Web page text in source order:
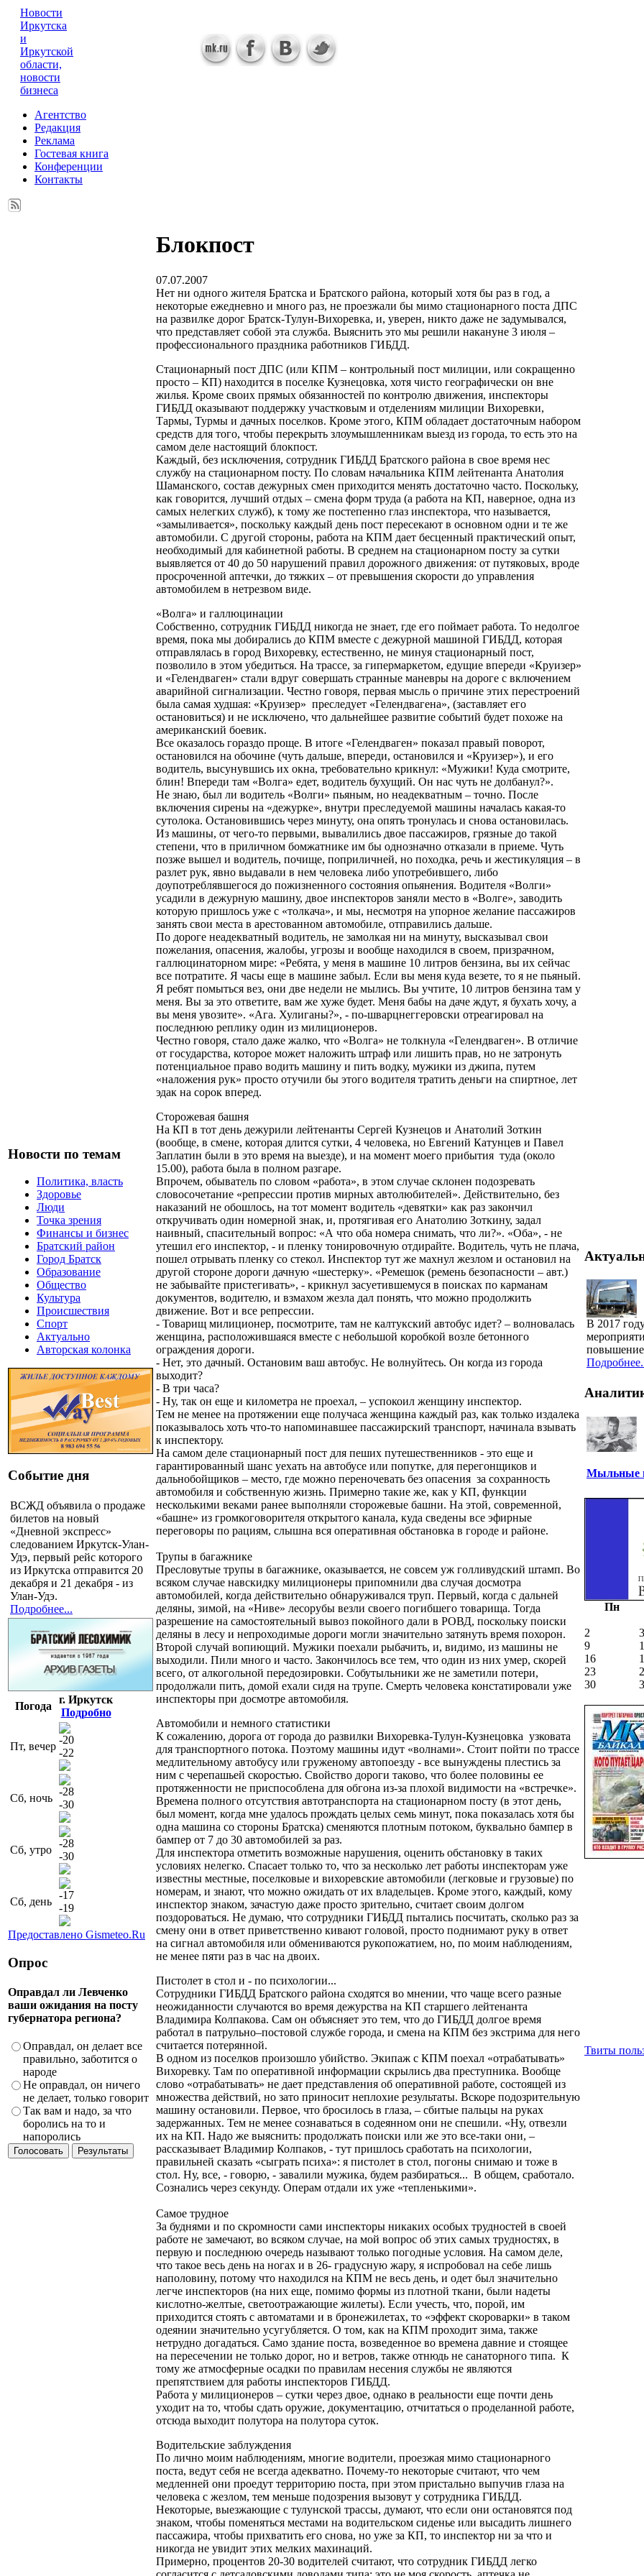
Новости
Иркутска
и
Иркутской
области,
новости
бизнеса
Агентство
Редакция
Реклама
Гостевая книга
Конференции
Контакты
Новости по темам
Политика, власть
Здоровье
Люди
Точка зрения
Финансы и бизнес
Братский район
Город Братск
Образование
Общество
Культура
Происшествия
Спорт
Актуально
Авторская колонка
Событие дня
ВСЖД объявила о продаже
билетов на новый
«Дневной экспресс»
следованием Иркутск-Улан-
Удэ, первый рейс которого
из Иркутска отправится 20
декабря и 21 декабря - из
Улан-Удэ.
Подробнее...
Погода
г. Иркутск
Подробно
Пт, вечер
-20
-22
Сб, ночь
-28
-30
Сб, утро
-28
-30
Сб, день
-17
-19
Предоставлено Gismeteo.Ru
Опрос
Оправдал ли Левченко
ваши ожидания на посту
губернатора региона?
Оправдал, он делает все
правильно, заботится о
народе
Не оправдал, он ничего
не делает, только говорит
Так вам и надо, за что
боролись на то и
напоролись
Блокпост
07.07.2007
Нет ни одного жителя Братска и Братского района, который хотя бы раз в год, а
некоторые ежедневно и много раз, не проезжали бы мимо стационарного поста ДПС
на развилке дорог Братск-Тулун-Вихоревка, и, уверен, никто даже не задумывался,
что представляет собой эта служба. Выяснить это мы решили накануне 3 июля –
профессионального праздника работников ГИБДД.
Стационарный пост ДПС (или КПМ – контрольный пост милиции, или сокращенно
просто – КП) находится в поселке Кузнецовка, хотя чисто географически он вне
жилья. Кроме своих прямых обязанностей по контролю движения, инспекторы
ГИБДД оказывают поддержку участковым и отделениям милиции Вихоревки,
Тармы, Турмы и дачных поселков. Кроме этого, КПМ обладает достаточным набором
средств для того, чтобы перекрыть злоумышленникам выезд из города, то есть это на
самом деле настоящий блокпост.
Каждый, без исключения, сотрудник ГИБДД Братского района в свое время нес
службу на стационарном посту. По словам начальника КПМ лейтенанта Анатолия
Шаманского, состав дежурных смен приходится менять достаточно часто. Поскольку,
как говорится, лучший отдых – смена форм труда (а работа на КП, наверное, одна из
самых нелегких служб), к тому же постепенно глаз инспектора, что называется,
«замыливается», поскольку каждый день пост пересекают в основном одни и те же
автомобили. С другой стороны, работа на КПМ дает бесценный практический опыт,
необходимый для кабинетной работы. В среднем на стационарном посту за сутки
выявляется от 40 до 50 нарушений правил дорожного движения: от путяковых, вроде
просроченной аптечки, до тяжких – от превышения скорости до управления
автомобилем в нетрезвом виде.
«Волга» и галлюцинации
Собственно, сотрудник ГИБДД никогда не знает, где его поймает работа. То недолгое
время, пока мы добирались до КПМ вместе с дежурной машиной ГИБДД, которая
отправлялась в город Вихоревку, естественно, не минуя стационарный пост,
позволило в этом убедиться. На трассе, за гипермаркетом, едущие впереди «Круизер»
и «Гелендваген» стали вдруг совершать странные маневры на дороге с включением
аварийной сигнализации. Честно говоря, первая мысль о причине этих перестроений
была самая худшая: «Круизер» преследует «Гелендвагена», (заставляет его
остановиться) и не исключено, что дальнейшее развитие событий будет похоже на
американский боевик.
Все оказалось гораздо проще. В итоге «Гелендваген» показал правый поворот,
остановился на обочине (чуть дальше, впереди, остановился и «Круизер»), и его
водитель, высунувшись их окна, требовательно крикнул: «Мужики! Куда смотрите,
блин! Впереди там «Волга» едет, водитель бухущий. Он нас чуть не долбанул?».
Не знаю, был ли водитель «Волги» пьяным, но неадекватным – точно. После
включения сирены на «дежурке», внутри преследуемой машины началась какая-то
сутолока. Остановившись через минуту, она опять тронулась и снова остановилась.
Из машины, от чего-то первыми, вывалились двое пассажиров, грязные до такой
степени, что в приличном бомжатнике им бы однозначно отказали в приеме. Чуть
позже вышел и водитель, почище, поприличней, но походка, речь и жестикуляция – в
разлет рук, явно выдавали в нем человека либо употребившего, либо
доупотреблявшегося до пожизненного состояния опьянения. Водителя «Волги»
усадили в дежурную машину, двое инспекторов заняли место в «Волге», заводить
которую пришлось уже с «толкача», и мы, несмотря на упорное желание пассажиров
занять свои места в арестованном автомобиле, отправились дальше.
По дороге неадекватный водитель, не замолкая ни на минуту, высказывал свои
пожелания, опасения, жалобы, угрозы и вообще находился в своем, призрачном,
галлюцинаторном мире: «Ребята, у меня в машине 10 литров бензина, вы их сейчас
все потратите. Я часы еще в машине забыл. Если вы меня куда везете, то я не пьяный.
Я ребят помыться вез, они две недели не мылись. Вы учтите, 10 литров бензина там у
меня. Вы за это ответите, вам же хуже будет. Меня бабы на даче ждут, я бухать хочу, а
вы меня увозите». «Ага. Хулиганы?», - по-шварцнеггеровски отреагировал на
последнюю реплику один из милиционеров.
Честно говоря, стало даже жалко, что «Волга» не толкнула «Гелендваген». В отличие
от государства, которое может наложить штраф или лишить прав, но не затронуть
потенциальное право водить машину и пить водку, мужики из джипа, путем
«наложения рук» просто отучили бы этого водителя тратить деньги на спиртное, лет
эдак на сорок вперед.
Сторожевая башня
На КП в тот день дежурили лейтенанты Сергей Кузнецов и Анатолий Зоткин
(вообще, в смене, которая длится сутки, 4 человека, но Евгений Катунцев и Павел
Заплатин были в это время на выезде), и на момент моего прибытия туда (около
15.00), работа была в полном разгаре.
Впрочем, обыватель по словом «работа», в этом случае склонен подозревать
словосочетание «репрессии против мирных автолюбителей». Действительно, без
наказаний не обошлось, на тот момент водитель «девятки» как раз закончил
откручивать один номерной знак, и, протягивая его Анатолию Зоткину, задал
наивный, спасительный вопрос: «А что оба номера снимать, что ли?». «Оба», - не
утешил его инспектор, - и пленку тонировочную отдирайте. Водитель, чуть не плача,
пошел отрывать пленку со стекол. Инспектор тут же махнул жезлом и остановил на
другой стороне дороги дачную «шестерку». «Ремешок (ремень безопасности – авт.)
не забывайте пристегивать», - крикнул засуетившемуся в поисках по карманам
документов, водителю, и взмахом жезла дал понять, что можно продолжить
движение. Вот и все репрессии.
- Товарищ милиционер, посмотрите, там не калтукский автобус идет? – волновалась
женщина, расположившаяся вместе с небольшой коробкой возле бетонного
ограждения дороги.
- Нет, это дачный. Остановим ваш автобус. Не волнуйтесь. Он когда из города
выходит?
- В три часа?
- Ну, так он еще и километра не проехал, – успокоил женщину инспектор.
Тем не менее на протяжении еще получаса женщина каждый раз, как только издалека
показывалось хоть что-то напоминавшее пассажирский транспорт, начинала взывать
к инспектору.
На самом деле стационарный пост для пеших путешественников - это еще и
гарантированный шанс уехать на автобусе или попутке, для перегонщиков и
дальнобойщиков – место, где можно переночевать без опасения за сохранность
автомобиля и собственную жизнь. Примерно такие же, как у КП, функции
несколькими веками ранее выполняли сторожевые башни. На этой, современной,
«башне» из громкоговорителя открытого канала, куда сведены все эфирные
переговоры по рациям, слышна вся оперативная обстановка в городе и районе.
Трупы в багажнике
Пресловутые трупы в багажнике, оказывается, не совсем уж голливудский штамп. Во
всяком случае навскидку милиционеры припомнили два случая досмотра
автомобилей, когда действительно обнаруживался труп. Первый, когда с дальней
деляны, зимой, на «Ниве» лесорубы везли своего погибшего товарища. Тогда
разрешение на самостоятельный вывоз покойного дали в РОВД, поскольку поиски
деляны в лесу и непроходимые дороги могли значительно затянуть время похорон.
Второй случай вопиющий. Мужики поехали рыбачить, и, видимо, из машины не
выходили. Пили много и часто. Закончилось все тем, что один из них умер, скорей
всего, от алкогольной передозировки. Собутыльники же не заметили потери,
продолжали пить, домой ехали сидя на трупе. Смерть человека констатировали уже
инспекторы при досмотре автомобиля.
Автомобили и немного статистики
К сожалению, дорога от города до развилки Вихоревка-Тулун-Кузнецовка узковата
для транспортного потока. Поэтому машины идут «волнами». Стоит пойти по трассе
медлительному автобусу или груженому автопоезду - все вынуждены плестись за
ним с черепашьей скоростью. Свойство дороги таково, что более половины ее
протяженности не приспособлена для обгона из-за плохой видимости на «встречке».
Времена полного отсутствия автотранспорта на стационарном посту (в этот день,
был момент, когда мне удалось прождать целых семь минут, пока показалась хотя бы
одна машина со стороны Братска) сменяются плотным потоком, буквально бампер в
бампер от 7 до 30 автомобилей за раз.
Для инспектора отметить возможные нарушения, оценить обстановку в таких
условиях нелегко. Спасает только то, что за несколько лет работы инспекторам уже
известны местные, поселковые и вихоревские автомобили (легковые и грузовые) по
номерам, и знают, что можно ожидать от их владельцев. Кроме этого, каждый, кому
инспектор знаком, зачастую даже просто зрительно, считает своим долгом
поздороваться. Не думаю, что сотрудники ГИБДД пытались посчитать, сколько раз за
смену они в ответ приветственно кивают головой, просто поднимают руку в ответ
на сигнал автомобиля или обмениваются рукопожатием, но, по моим наблюдениям,
не менее пяти раз в час на двоих.
Пистолет в стол и - по психологии...
Сотрудники ГИБДД Братского района сходятся во мнении, что чаще всего разные
неожиданности случаются во время дежурства на КП старшего лейтенанта
Владимира Колпакова. Сам он объясняет это тем, что до ГИБДД долгое время
работал в патрульно–постовой службе города, и смена на КПМ без экстрима для него
считается потерянной.
В одном из поселков произошло убийство. Экипаж с КПМ поехал «отрабатывать»
Вихоревку. Там по оперативной информации скрылись два преступника. Вообще
слово «отрабатывать» не дает представления об оперативной работе, состоящей из
множества действий, но зато приносит неплохие результаты. Вскоре подозрительную
машину остановили. Первое, что бросилось в глаза, – сбитые пальцы на руках
задержанных. Тем не менее сознаваться в содеянном они не спешили. «Ну, отвезли
их на КП. Надо же выяснить: продолжать поиски или же это все-таки они, –
рассказывает Владимир Колпаков, - тут пришлось сработать на психологии,
правильней сказать «сыграть психа»: я пистолет в стол, погоны снимаю и тоже в
стол. Ну, все, - говорю, - завалили мужика, будем разбираться... В общем, сработало.
Сознались через секунду. Операм отдали их уже «тепленькими».
Самое трудное
За буднями и по скромности сами инспекторы никаких особых трудностей в своей
работе не замечают, во всяком случае, на мой вопрос об этих самых трудностях, в
первую и последнюю очередь называют только погодные условия. На самом деле,
что такое весь день на ногах и в 26- градусную жару, я испробовал на себе лишь
наполовину, потому что находился на КПМ не весь день, и одет был значительно
легче инспекторов (на них еще, помимо формы из плотной ткани, были надеты
кислотно-желтые, светоотражающие жилеты). Если учесть, что, порой, им
приходится стоять с автоматами и в бронежилетах, то «эффект скороварки» в таком
одеянии значительно усугубляется. О том, как на КПМ проходит зима, также
нетрудно догадаться. Само здание поста, возведенное во времена давние и стоящее
на пересечении не только дорог, но и ветров, также отнюдь не санаторного типа. К
тому же атмосферные осадки по правилам несения службы не являются
препятствием для работы инспекторов ГИБДД.
Работа у милиционеров – сутки через двое, однако в реальности еще почти день
уходит на то, чтобы сдать оружие, документацию, отчитаться о проделанной работе,
отсюда выходит полутора на полутора суток.
Водительские заблуждения
По лично моим наблюдениям, многие водители, проезжая мимо стационарного
поста, ведут себя не всегда адекватно. Почему-то некоторые считают, что чем
медленней они проедут территорию поста, при этом пристально выпучив глаза на
человека с жезлом, тем меньше подозрения вызовут у сотрудника ГИБДД.
Некоторые, выезжающие с тулунской трассы, думают, что если они остановятся под
знаком, чтобы поменяться местами на водительском сиденье или высадить лишнего
пассажира, чтобы прихватить его снова, но уже за КП, то инспектор ни за что и
никогда не увидит этих мелких махинаций.
Примерно, процентов 20-30 водителей считают, что сотрудник ГИБДД легко
В 2017
повышение
Мыльные
Пн
2
3
9
16
23
30
Твиты